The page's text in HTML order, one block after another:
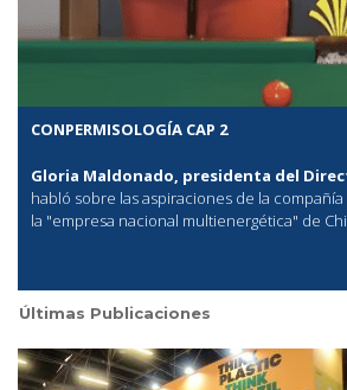
CONPERMISOLOGÍA CAP 2
Gloria Maldonado, presidenta del
habló sobre las aspiraciones de la
la "empresa nacional multienergética" de
Últimas Publicaciones